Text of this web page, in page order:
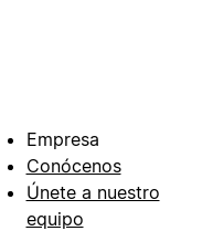
Empresa
Conócenos
Únete a nuestro
equipo